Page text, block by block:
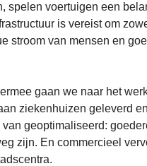
spelen voertuigen een
is vereist om
stroom van mensen en
gaan we naar het
ziekenhuizen geleverd
geoptimaliseerd:
zijn. En commercieel